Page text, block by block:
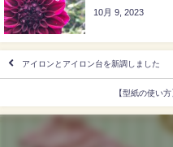
10月 9, 2023
アイロンとアイロン台を新調しました
【型紙の使い